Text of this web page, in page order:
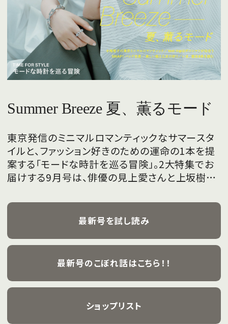
Summer Breeze 夏、薫るモード
東京発信のミニマルロマンティックなサマースタ
イルと、ファッション好きのための運命の1本を提
案する「モードな時計を巡る冒険」。2大特集でお
届けする9月号は、俳優の見上愛さんと上坂樹里
飾ります。
最新号を試し読み
最新号のこぼれ話はこちら！！
ショップリスト